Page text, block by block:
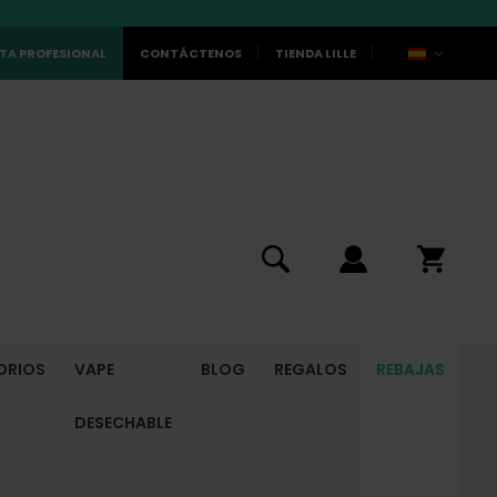
TIENDA LILLE
CONTÁCTENOS
PROFESIONAL
VAPE
DESECHABLE
BLOG REGALOS REBAJAS